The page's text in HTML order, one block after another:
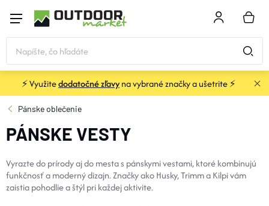
obsah
KOŠÍK
STANY a PRÍSTREŠKY
SPACÁKY
KARIMATKY
⚡ Využitedodatočné zľavyna vybrané značky a ušetrite ⚡
Pánske oblečenie
PÁNSKE VESTY
Vyrazte do prírody aj do mesta s pánskymi vestami, ktoré kombinujú
funkčnosť a moderný dizajn. Značky ako Husky, Trimm a Kilpi vám
zaistia pohodlie a štýl pri každej aktivite.